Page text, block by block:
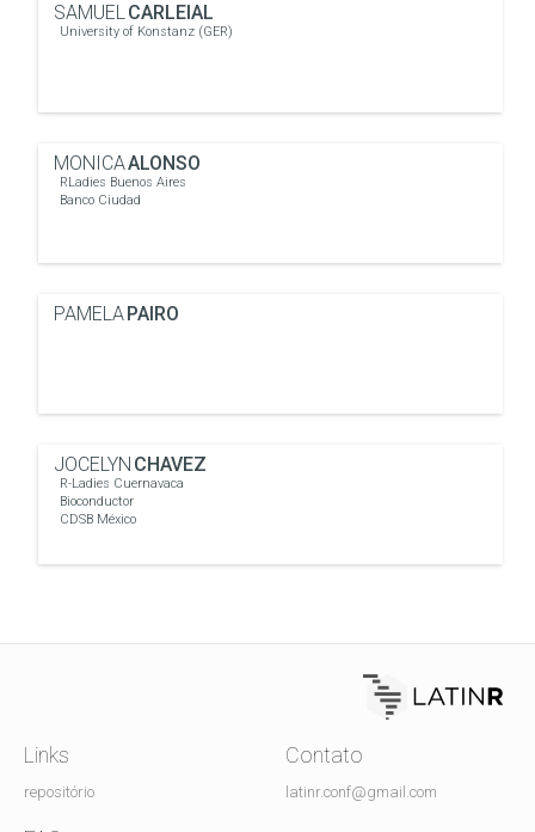
SAMUELCARLEIAL
University of Konstanz (GER)
MONICAALONSO
RLadies Buenos Aires
Banco Ciudad
PAMELAPAIRO
JOCELYN CHAVEZ
R-Ladies Cuernavaca
Bioconductor
CDSB México
Links
repositório
Contato
latinr.conf@gmail.com